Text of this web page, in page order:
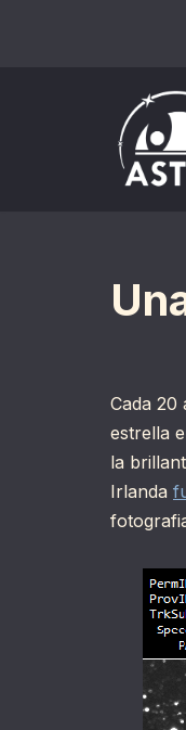
Cada 20
estrella
la
Irlanda